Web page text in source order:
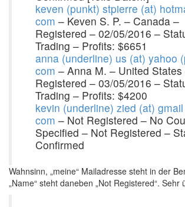
keven (punkt) stpierre (at)
com – Keven S. P. – Canada –
Registered – 02/05/2016 –
Trading – Profits: $6651
anna (underline) us (at) yahoo
com – Anna M. – United States
Registered – 03/05/2016 –
Trading – Profits: $4200
kevin (underline) zied (at)
com – Not Registered – No
Specified – Not Registered –
Confirmed
Wahnsinn, „meine“ Mailadresse steht in der
„Name“ steht daneben „Not Registered“. Sehr